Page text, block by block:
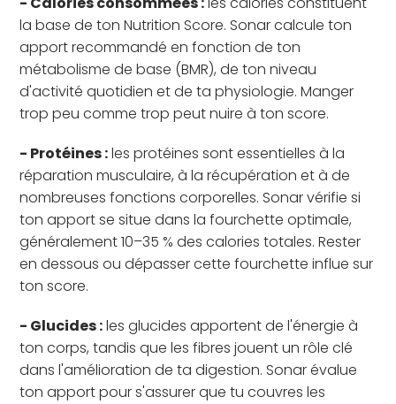
la base de ton Nutrition Score. Sonar calcule ton
apport recommandé en fonction de ton
métabolisme de base (BMR), de ton niveau
d'activité quotidien et de ta physiologie. Manger
trop peu comme trop peut nuire à ton score.
- Protéines :les protéines sont essentielles à la
réparation musculaire, à la récupération et à de
nombreuses fonctions corporelles. Sonar vérifie si
ton apport se situe dans la fourchette optimale,
généralement 10–35 % des calories totales. Rester
en dessous ou dépasser cette fourchette influe sur
ton score.
- Glucides :les glucides apportent de l'énergie à
ton corps, tandis que les fibres jouent un rôle clé
dans l'amélioration de ta digestion. Sonar évalue
ton apport pour s'assurer que tu couvres les